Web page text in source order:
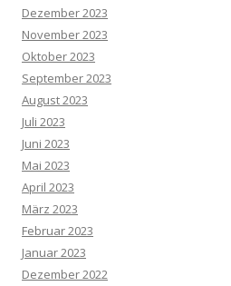
Dezember 2023
November 2023
Oktober 2023
September 2023
August 2023
Juli 2023
Juni 2023
Mai 2023
April 2023
März 2023
Februar 2023
Januar 2023
Dezember 2022